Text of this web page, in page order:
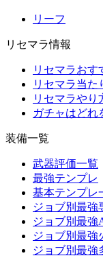
リーフ
リセマラ情報
リセマラおす
リセマラ当た
リセマラやり
ガチャはどれ
装備一覧
武器評価一覧
最強テンプレ
基本テンプレ
ジョブ別最強
ジョブ別最強
ジョブ別最強
ジョブ別最強